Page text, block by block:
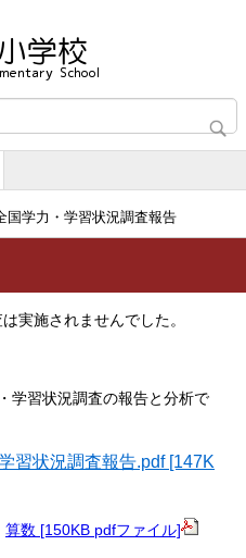
国学力・学習状況調査報告
実施されませんでした。
学習状況調査の報告と分析で
習状況調査報告.pdf [147K
算数 [150KB pdfファイル]